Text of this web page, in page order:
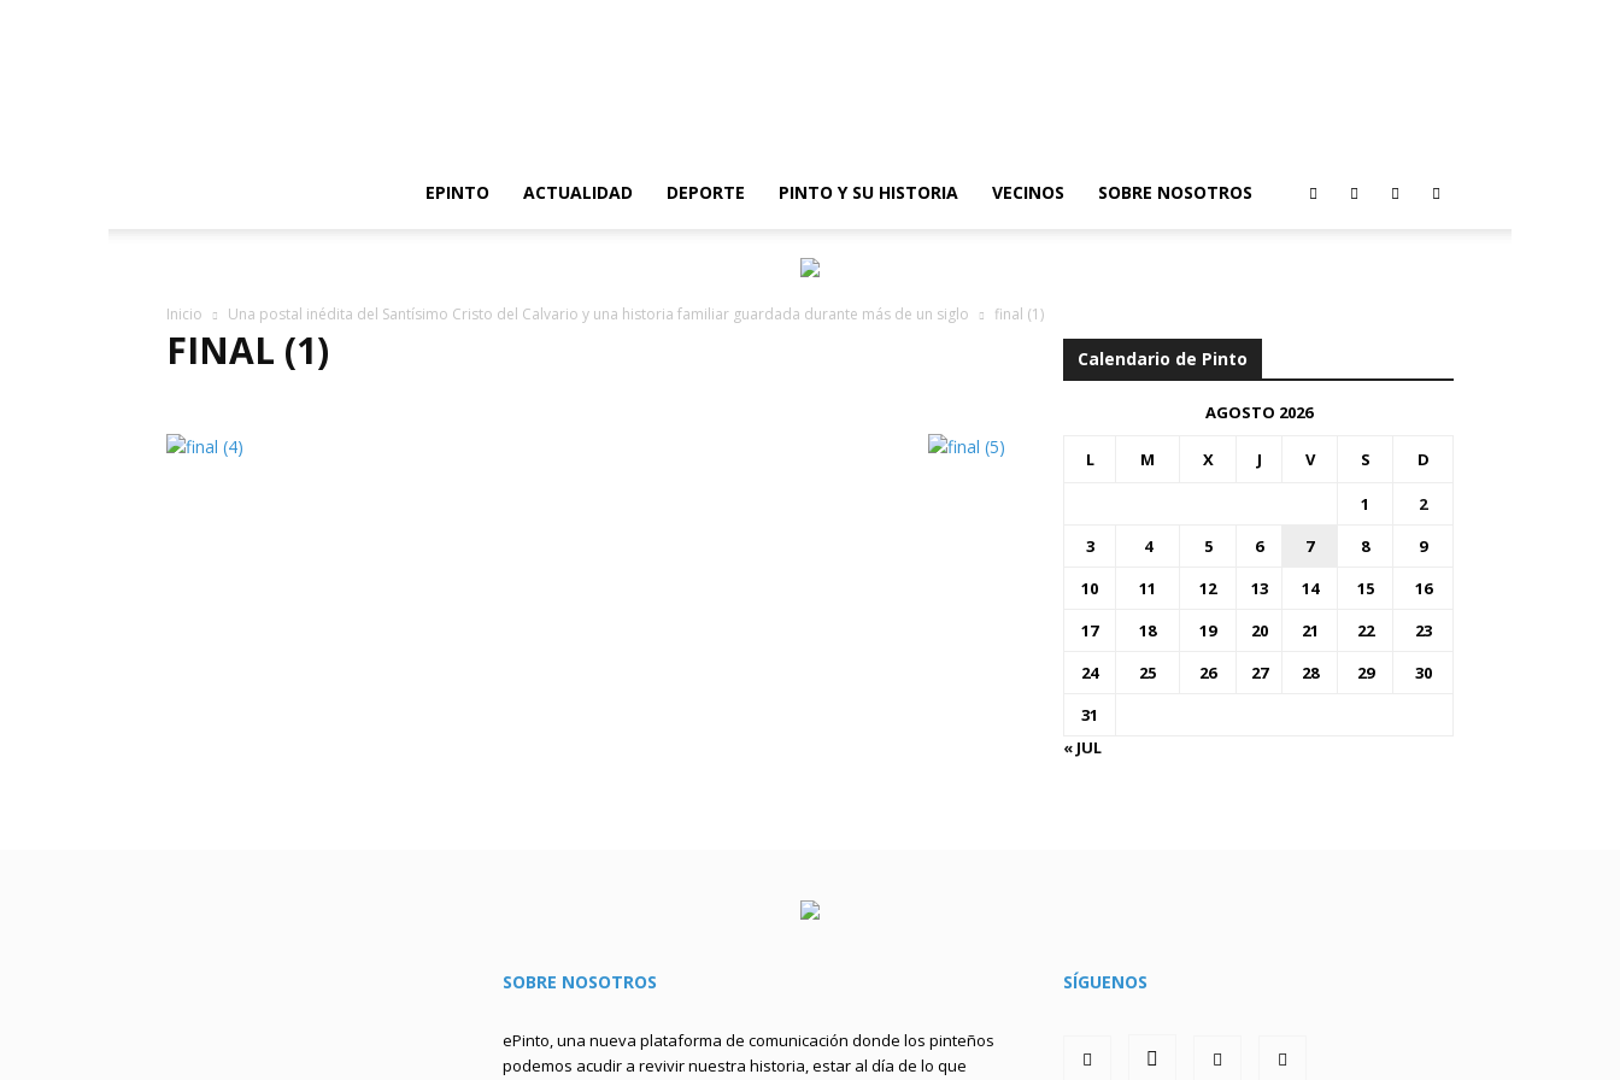
EPINTO
ACTUALIDAD DEPORTE PINTO Y SU HISTORIA VECINOS SOBRE NOSOTROS
Inicio Una postal inédita del Santísimo Cristo del Calvario y una historia familiar guardada durante más de un siglo final (1)
FINAL (1) Calendario de Pinto
AGOSTO 2026
L M X J V S D
1
2
3
4 5 6 7 8
9
10
11 12 13 14 15
16
17
18 19 20 21 22
23
24
25 26 27 28 29
30
31
« JUL
SOBRE NOSOTROS
ePinto, una nueva plataforma de comunicación donde los pinteños
podemos acudir a revivir nuestra historia, estar al día de lo que
SÍGUENOS